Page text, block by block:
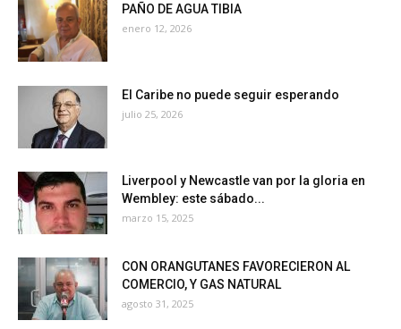
PAÑO DE AGUA TIBIA
enero 12, 2026
El Caribe no puede seguir esperando
julio 25, 2026
Liverpool y Newcastle van por la gloria en
Wembley: este sábado...
marzo 15, 2025
CON ORANGUTANES FAVORECIERON AL
COMERCIO, Y GAS NATURAL
agosto 31, 2025